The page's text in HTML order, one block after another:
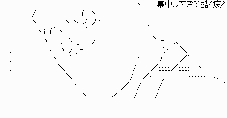
| _＿ _ ヽ 丶 集中しすぎて酷く疲れてし
ヽ/ ｉ ｲ::::ヽ l 丶
ヽ ヽ ゝ_ゞ::ノ ' ',
.. 丶ｉ ｲ｀丶 l ｀ヽ ヽ
ゝ , ヽ _ 丿 ＼‐､-..､
. ヽ ゝ ﾉ , ‐ ´ ソ:.:.:.:＼
. ヽ ´ ' /:.:.:.:.:.:／＼
. ＼ / ／:.:.:.:.／:.:.:.:.:.:.ヽ､
＼ / ／:.:.:.:.／:.:.:.:.:.:.:.:.:.:.:.:.｀ヽ､
ヽ ／ /:.:.:.:.:.:/:.:.:.:.:.:.:.:.:.:.:.:.:.:.:.:.:.:.:.:.｀
ヽ _＿ ィ /:.:.:.:.:.:/